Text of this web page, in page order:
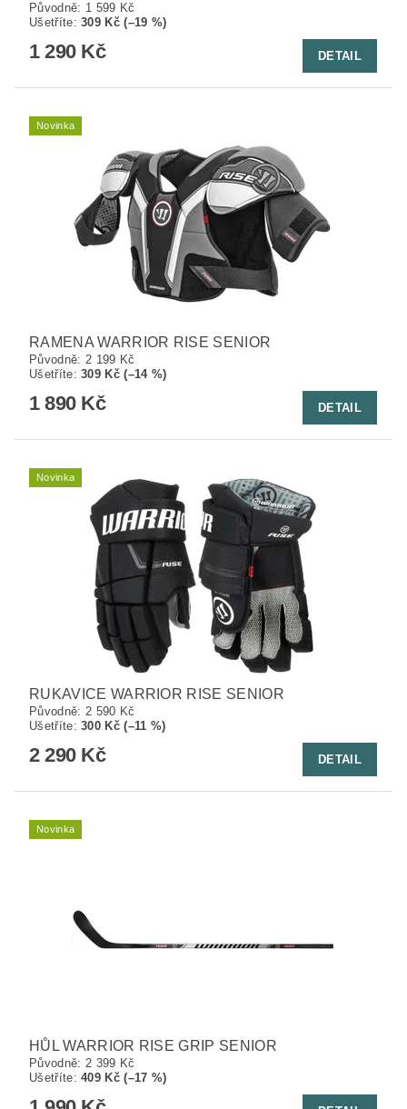
Původně: 1 599 Kč
Ušetříte:309 Kč (–19 %)
1 290 Kč DETAIL
Novinka
RAMENA WARRIOR RISE SENIOR
Původně: 2 199 Kč
Ušetříte:309 Kč (–14 %)
1 890 Kč DETAIL
Novinka
RUKAVICE WARRIOR RISE SENIOR
Původně: 2 590 Kč
Ušetříte:300 Kč (–11 %)
2 290 Kč DETAIL
Novinka
HŮL WARRIOR RISE GRIP SENIOR
Původně: 2 399 Kč
Ušetříte:409 Kč (–17 %)